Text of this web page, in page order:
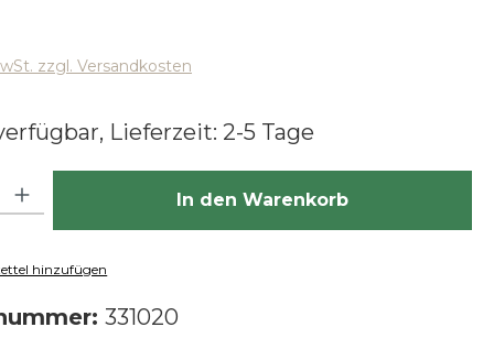
zzgl. Versandkosten
Lieferzeit: 2-5 Tage
Gib den gewünschten Wert ein oder benutze die
In den Warenkorb
hinzufügen
331020